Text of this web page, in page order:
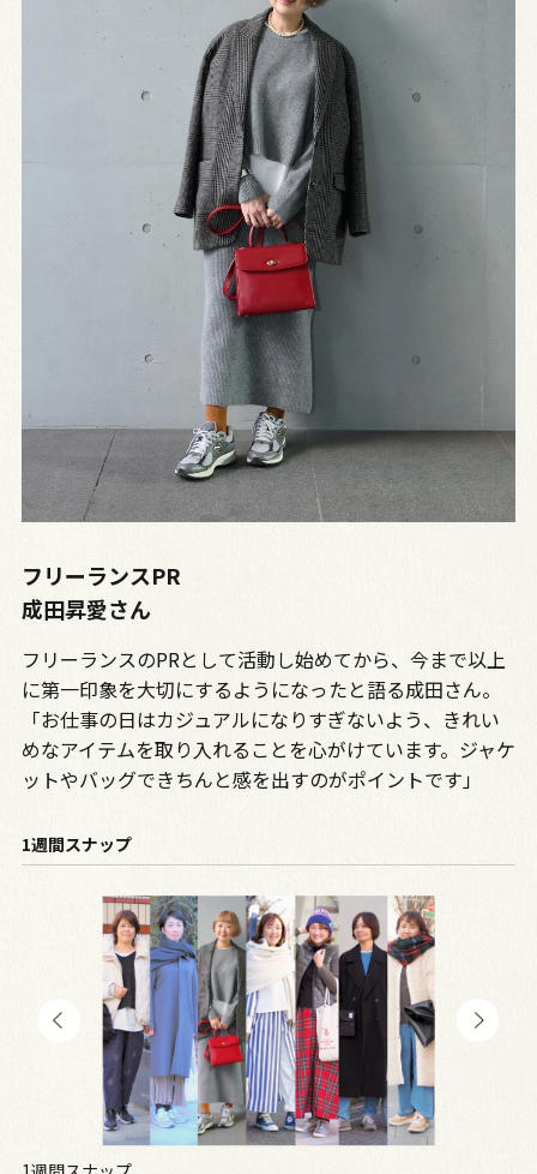
フリーランスPR
成田昇愛さん
フリーランスのPRとして活動し始めてから、今まで以上
に第一印象を大切にするようになったと語る成田さん。
「お仕事の日はカジュアルになりすぎないよう、きれい
めなアイテムを取り入れることを心がけています。ジャケ
ットやバッグできちんと感を出すのがポイントです」
1週間スナップ